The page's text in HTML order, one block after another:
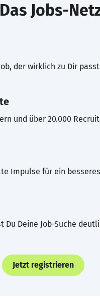
Jobs-
der wirklich zu Dir
und über 20.000
Impulse für ein
Du Deine Job-Suche
Jetzt registrieren